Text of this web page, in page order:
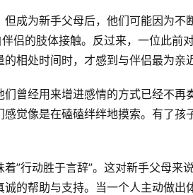
成为新手父母后，他们可能因为不
侣的肢体接触。反过来，一位此前
相处时间时，才感到与伴侣最为亲近
曾经用来增进感情的方式已经不再
觉像是在磕磕绊绊地摸索。有了孩
”行动胜于言辞”。这对新手父母来
的帮助与支持。当一个人主动做出